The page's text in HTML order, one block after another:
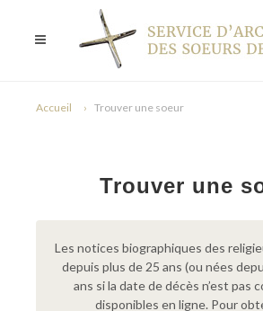
Accueil Trouver une soeur
Trouver une
Les notices biographiques des
depuis plus de 25 ans (ou nées
ans si la date de décès n’est pas
disponibles en ligne. Pour